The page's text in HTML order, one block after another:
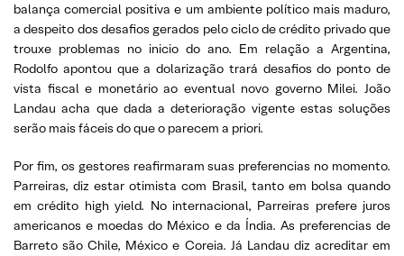
balança comercial positiva e um ambiente político mais maduro,
a despeito dos desafios gerados pelo ciclo de crédito privado que
trouxe problemas no inicio do ano. Em relação a Argentina,
Rodolfo apontou que a dolarização trará desafios do ponto de
vista fiscal e monetário ao eventual novo governo Milei. João
Landau acha que dada a deterioração vigente estas soluções
serão mais fáceis do que o parecem a priori.
Por fim, os gestores reafirmaram suas preferencias no momento.
Parreiras, diz estar otimista com Brasil, tanto em bolsa quando
em crédito high yield. No internacional, Parreiras prefere juros
americanos e moedas do México e da Índia. As preferencias de
Barreto são Chile, México e Coreia. Já Landau diz acreditar em